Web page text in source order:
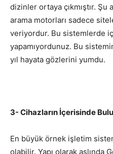
dizinler ortaya çıkmıştır. Şu
arama motorları sadece
veriyordur. Bu sistemlerde
yapamıyordunuz. Bu
yıl hayata gözlerini yumdu.
3- Cihazların İçerisinde
En büyük örnek işletim
olabilir. Yapı olarak aslında